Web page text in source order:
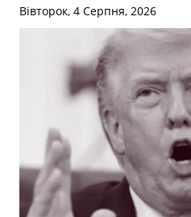
Вівторок, 4 Серпня, 2026